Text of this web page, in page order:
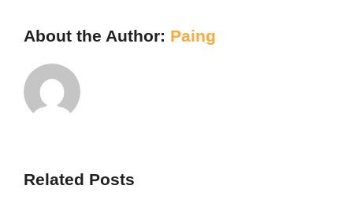
About the Author: Paing
Related Posts